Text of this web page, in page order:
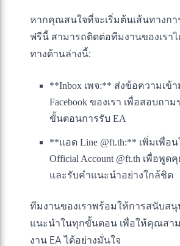
หากคุณสนใจที่จะเริ่มต้นเส้นทางกา
ฟรีนี้ สามารถติดต่อทีมงานของเรา
ทางด้านล่างนี้:
**Inbox เพจ:** ส่งข้อความเข้า
Facebook ของเรา เพื่อสอบถา
ขั้นตอนการรับ EA
**แอด Line @ft.th:** เพิ่มเพื่อ
Official Account @ft.th เพื่อพูด
และรับคำแนะนำอย่างใกล้ชิด
ทีมงานของเราพร้อมให้การสนับส
แนะนำในทุกขั้นตอน เพื่อให้คุณสา
งาน EA ได้อย่างมั่นใจ